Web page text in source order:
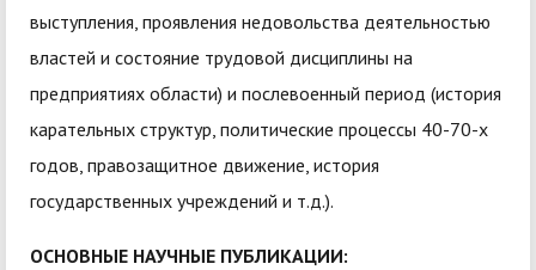
выступления, проявления недовольства деятельностью
властей и состояние трудовой дисциплины на
предприятиях области) и послевоенный период (история
карательных структур, политические процессы 40-70-х
годов, правозащитное движение, история
государственных учреждений и т.д.).
ОСНОВНЫЕ НАУЧНЫЕ ПУБЛИКАЦИИ: